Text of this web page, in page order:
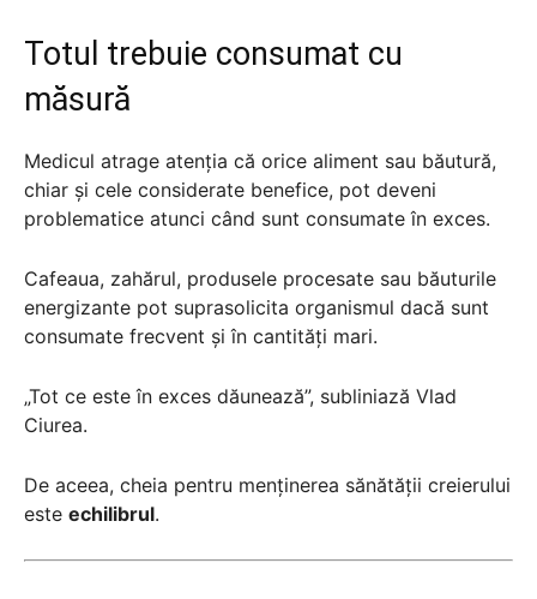
Totul trebuie consumat cu
măsură
Medicul atrage atenția că orice aliment sau băutură,
chiar și cele considerate benefice, pot deveni
problematice atunci când sunt consumate în exces.
Cafeaua, zahărul, produsele procesate sau băuturile
energizante pot suprasolicita organismul dacă sunt
consumate frecvent și în cantități mari.
„Tot ce este în exces dăunează”, subliniază Vlad
Ciurea.
De aceea, cheia pentru menținerea sănătății creierului
este echilibrul.